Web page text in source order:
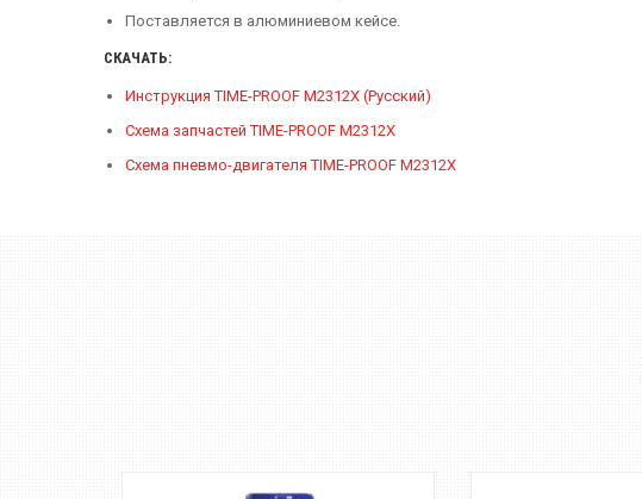
Поставляется в алюминиевом кейсе.
СКАЧАТЬ:
Инструкция TIME-PROOF M2312X (Русский)
Схема запчастей TIME-PROOF M2312X
Схема пневмо-двигателя TIME-PROOF M2312X